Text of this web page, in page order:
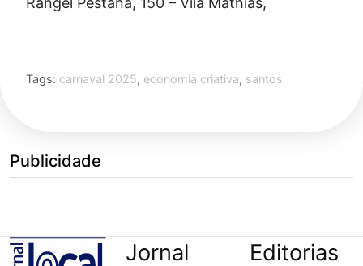
Tags: carnaval 2025, economia criativa, santos
Publicidade
Jornal Editorias